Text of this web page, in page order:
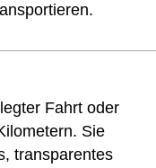
Fahrt oder
Sie
transparentes